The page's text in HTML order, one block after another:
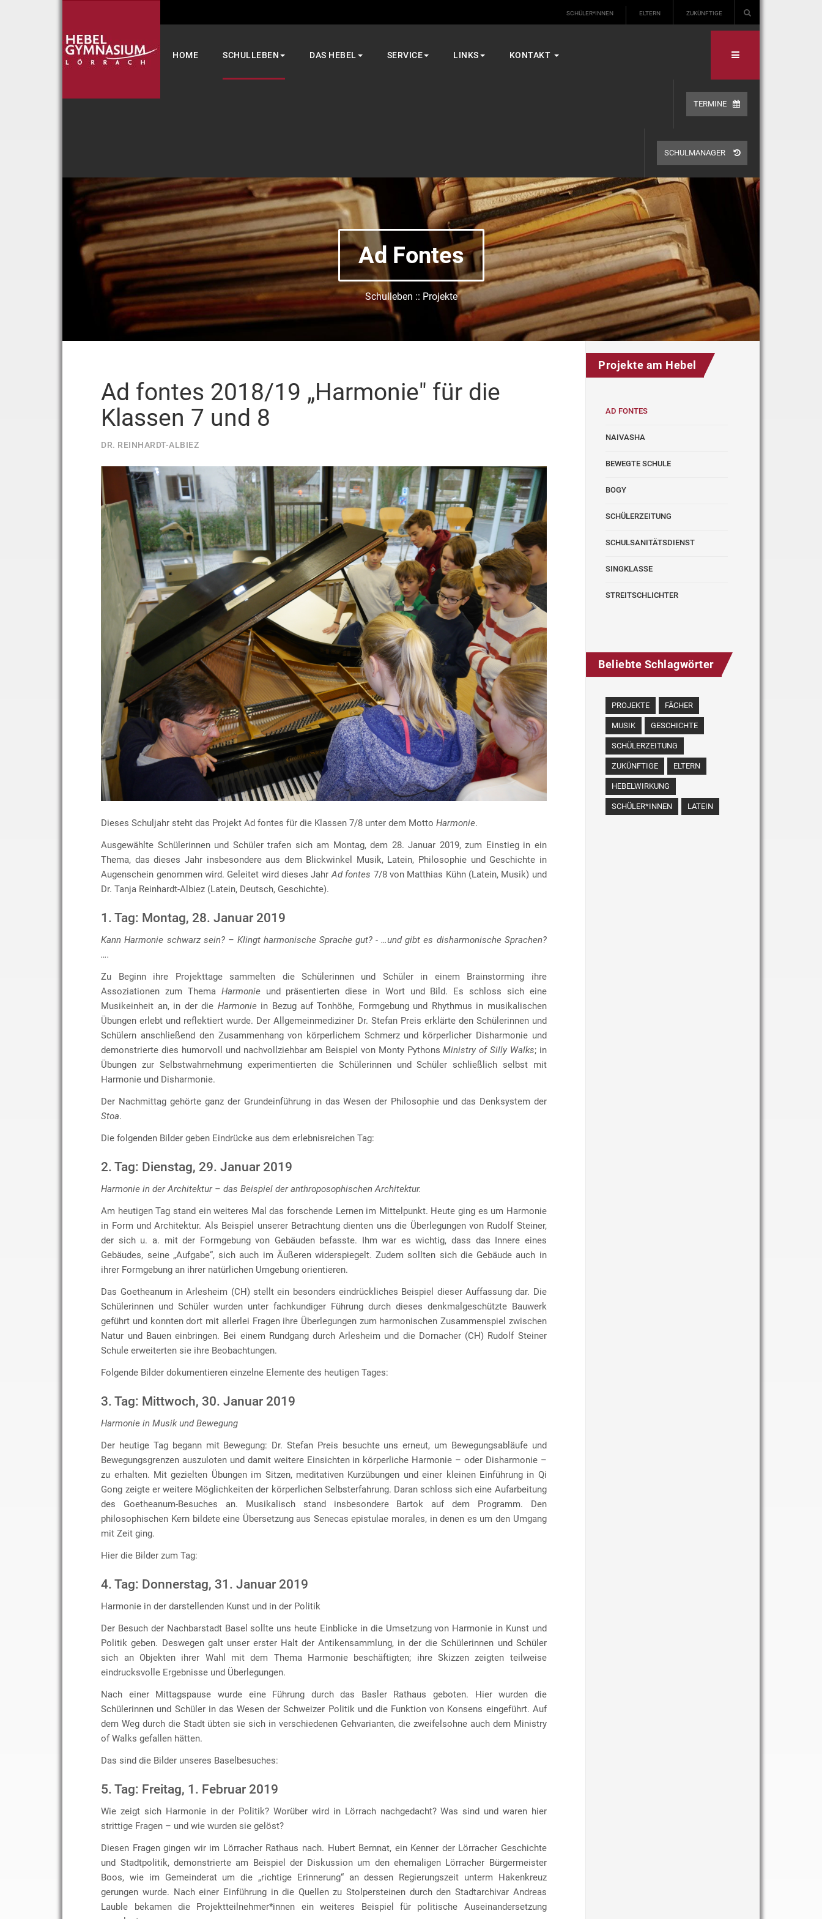
SCHÜLER*INNEN ELTERN ZUKÜNFTIGE
HOME SCHULLEBEN DAS HEBEL SERVICE LINKS KONTAKT
TERMINE
SCHULMANAGER
Ad Fontes
Schulleben :: Projekte
Ad fontes 2018/19 „Harmonie" für die
Klassen 7 und 8
DR. REINHARDT-ALBIEZ
Dieses Schuljahr steht das Projekt Ad fontes für die Klassen 7/8 unter dem MottoHarmonie.
Ausgewählte Schülerinnen und Schüler trafen sich am Montag, dem 28. Januar 2019, zum Einstieg in ein
Thema, das dieses Jahr insbesondere aus dem Blickwinkel Musik, Latein, Philosophie und Geschichte in
Augenschein genommen wird. Geleitet wird dieses Jahr Ad fontes 7/8 von Matthias Kühn (Latein, Musik) und
Dr. Tanja Reinhardt-Albiez (Latein, Deutsch, Geschichte).
1. Tag: Montag, 28. Januar 2019
Kann Harmonie schwarz sein? – Klingt harmonische Sprache gut? - …und gibt es disharmonische Sprachen?
….
Zu Beginn ihre Projekttage sammelten die Schülerinnen und Schüler in einem Brainstorming ihre
Assoziationen zum Thema Harmonieund präsentierten diese in Wort und Bild. Es schloss sich eine
Musikeinheit an, in der die Harmoniein Bezug auf Tonhöhe, Formgebung und Rhythmus in musikalischen
Übungen erlebt und reflektiert wurde. Der Allgemeinmediziner Dr. Stefan Preis erklärte den Schülerinnen und
Schülern anschließend den Zusammenhang von körperlichem Schmerz und körperlicher Disharmonie und
demonstrierte dies humorvoll und nachvollziehbar am Beispiel von Monty PythonsMinistry of Silly Walks; in
Übungen zur Selbstwahrnehmung experimentierten die Schülerinnen und Schüler schließlich selbst mit
Harmonie und Disharmonie.
Der Nachmittag gehörte ganz der Grundeinführung in das Wesen der Philosophie und das Denksystem der
Stoa.
Die folgenden Bilder geben Eindrücke aus dem erlebnisreichen Tag:
2. Tag: Dienstag, 29. Januar 2019
Harmonie in der Architektur – das Beispiel der anthroposophischen Architektur.
Am heutigen Tag stand ein weiteres Mal das forschende Lernen im Mittelpunkt. Heute ging es um Harmonie
in Form und Architektur. Als Beispiel unserer Betrachtung dienten uns die Überlegungen von Rudolf Steiner,
der sich u. a. mit der Formgebung von Gebäuden befasste. Ihm war es wichtig, dass das Innere eines
Gebäudes, seine „Aufgabe“, sich auch im Äußeren widerspiegelt. Zudem sollten sich die Gebäude auch in
ihrer Formgebung an ihrer natürlichen Umgebung orientieren.
Das Goetheanum in Arlesheim (CH) stellt ein besonders eindrückliches Beispiel dieser Auffassung dar. Die
Schülerinnen und Schüler wurden unter fachkundiger Führung durch dieses denkmalgeschützte Bauwerk
geführt und konnten dort mit allerlei Fragen ihre Überlegungen zum harmonischen Zusammenspiel zwischen
Natur und Bauen einbringen. Bei einem Rundgang durch Arlesheim und die Dornacher (CH) Rudolf Steiner
Schule erweiterten sie ihre Beobachtungen.
Folgende Bilder dokumentieren einzelne Elemente des heutigen Tages:
3. Tag: Mittwoch, 30. Januar 2019
Harmonie in Musik und Bewegung
Der heutige Tag begann mit Bewegung: Dr. Stefan Preis besuchte uns erneut, um Bewegungsabläufe und
Bewegungsgrenzen auszuloten und damit weitere Einsichten in körperliche Harmonie – oder Disharmonie –
zu erhalten. Mit gezielten Übungen im Sitzen, meditativen Kurzübungen und einer kleinen Einführung in Qi
Gong zeigte er weitere Möglichkeiten der körperlichen Selbsterfahrung. Daran schloss sich eine Aufarbeitung
des Goetheanum-Besuches an. Musikalisch stand insbesondere Bartok auf dem Programm. Den
philosophischen Kern bildete eine Übersetzung aus Senecas epistulae morales, in denen es um den Umgang
mit Zeit ging.
Hier die Bilder zum Tag:
4. Tag: Donnerstag, 31. Januar 2019
Harmonie in der darstellenden Kunst und in der Politik
Der Besuch der Nachbarstadt Basel sollte uns heute Einblicke in die Umsetzung von Harmonie in Kunst und
Politik geben. Deswegen galt unser erster Halt der Antikensammlung, in der die Schülerinnen und Schüler
sich an Objekten ihrer Wahl mit dem Thema Harmonie beschäftigten; ihre Skizzen zeigten teilweise
eindrucksvolle Ergebnisse und Überlegungen.
Nach einer Mittagspause wurde eine Führung durch das Basler Rathaus geboten. Hier wurden die
Schülerinnen und Schüler in das Wesen der Schweizer Politik und die Funktion von Konsens eingeführt. Auf
dem Weg durch die Stadt übten sie sich in verschiedenen Gehvarianten, die zweifelsohne auch dem Ministry
of Walks gefallen hätten.
Das sind die Bilder unseres Baselbesuches:
5. Tag: Freitag, 1. Februar 2019
Wie zeigt sich Harmonie in der Politik? Worüber wird in Lörrach nachgedacht? Was sind und waren hier
strittige Fragen – und wie wurden sie gelöst?
Diesen Fragen gingen wir im Lörracher Rathaus nach. Hubert Bernnat, ein Kenner der Lörracher Geschichte
und Stadtpolitik, demonstrierte am Beispiel der Diskussion um den ehemaligen Lörracher Bürgermeister
Boos, wie im Gemeinderat um die „richtige Erinnerung“ an dessen Regierungszeit unterm Hakenkreuz
gerungen wurde. Nach einer Einführung in die Quellen zu Stolpersteinen durch den Stadtarchivar Andreas
Lauble bekamen die Projektteilnehmer*innen ein weiteres Beispiel für politische Auseinandersetzung
Projekte am Hebel
AD FONTES
NAIVASHA
BEWEGTE SCHULE
BOGY
SCHÜLERZEITUNG
SCHULSANITÄTSDIENST
SINGKLASSE
STREITSCHLICHTER
Beliebte Schlagwörter
PROJEKTE FÄCHER
MUSIK GESCHICHTE
SCHÜLERZEITUNG
ZUKÜNFTIGE ELTERN
HEBELWIRKUNG
SCHÜLER*INNEN LATEIN